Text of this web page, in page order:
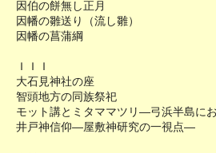
因伯の餅無し正月
因幡の雛送り（流し雛）
因幡の菖蒲綱
ＩＩＩ
大石見神社の座
智頭地方の同族祭祀
モット講とミタママツリ―弓浜半島に
井戸神信仰―屋敷神研究の一視点―